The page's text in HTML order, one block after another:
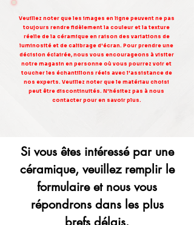
Veuillez noter que les images en ligne peuvent ne pas
toujours rendre fidèlement la couleur et la texture
réelle de la céramique en raison des variations de
luminosité et de calibrage d'écran. Pour prendre une
décision éclairée, nous vous encourageons à visiter
notre magasin en personne où vous pourrez voir et
toucher les échantillons réels avec l'assistance de
nos experts. Veuillez noter que le matériau choisi
peut être discontinuités. N'hésitez pas à nous
contacter pour en savoir plus.
Si vous êtes intéressé par une
céramique, veuillez remplir le
formulaire et nous vous
répondrons dans les plus